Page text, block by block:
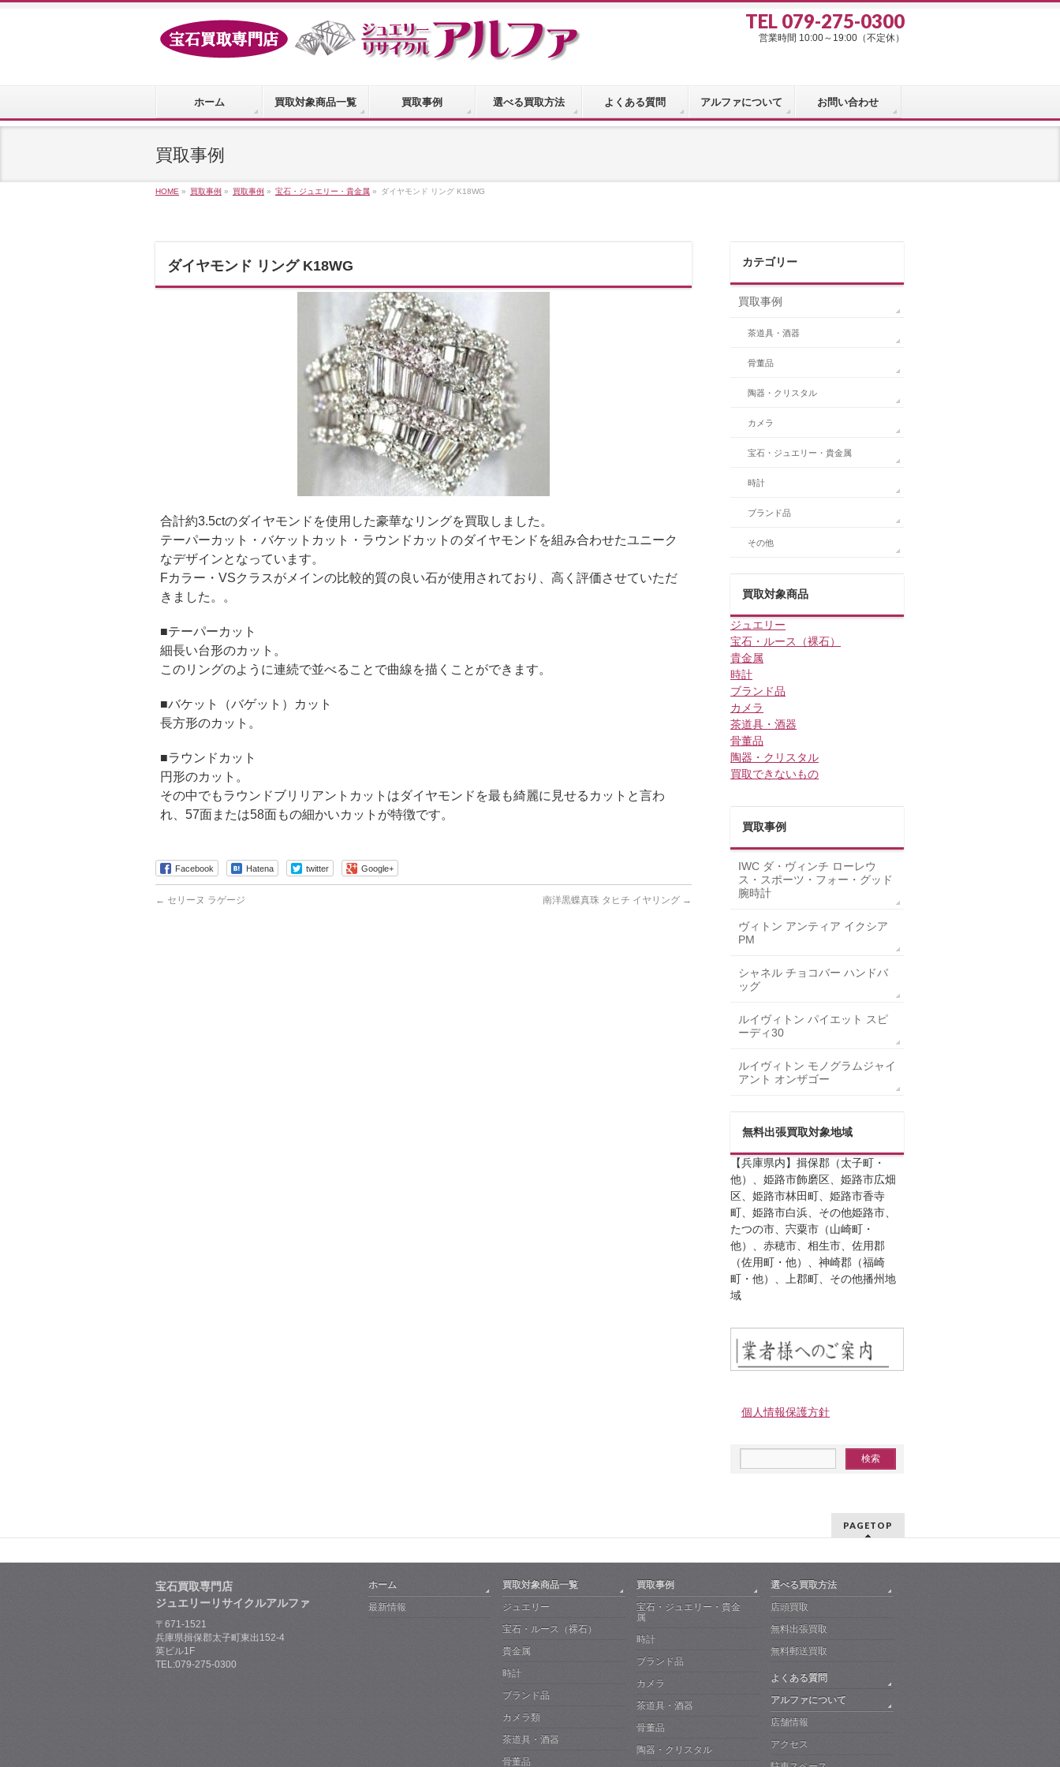
TEL 079-275-0300
営業時間 10:00～19:00（不定休）
ホーム 買取対象商品一覧 買取事例 選べる買取方法 よくある質問 アルファについて お問い合わせ
買取事例
HOME » 買取事例 » 買取事例 » 宝石・ジュエリー・貴金属 » ダイヤモンド リング K18WG
ダイヤモンド リング K18WG
合計約3.5ctのダイヤモンドを使用した豪華なリングを買取しました。
テーパーカット・バケットカット・ラウンドカットのダイヤモンドを組み合わせたユニーク
なデザインとなっています。
Fカラー・VSクラスがメインの比較的質の良い石が使用されており、高く評価させていただ
きました。。
■テーパーカット
細長い台形のカット。
このリングのように連続で並べることで曲線を描くことができます。
■バケット（バゲット）カット
長方形のカット。
■ラウンドカット
円形のカット。
その中でもラウンドブリリアントカットはダイヤモンドを最も綺麗に見せるカットと言わ
れ、57面または58面もの細かいカットが特徴です。
Facebook Hatena twitter Google+
← セリーヌ ラゲージ 南洋黒蝶真珠 タヒチ イヤリング →
カテゴリー
買取事例
茶道具・酒器
骨董品
陶器・クリスタル
カメラ
宝石・ジュエリー・貴金属
時計
ブランド品
その他
買取対象商品
ジュエリー
宝石・ルース（裸石）
貴金属
時計
ブランド品
カメラ
茶道具・酒器
骨董品
陶器・クリスタル
買取できないもの
買取事例
IWC ダ・ヴィンチ ローレウ
ス・スポーツ・フォー・グッド
腕時計
ヴィトン アンティア イクシア
PM
シャネル チョコバー ハンドバ
ッグ
ルイヴィトン パイエット スピ
ーディ30
ルイヴィトン モノグラムジャイ
アント オンザゴー
無料出張買取対象地域
【兵庫県内】揖保郡（太子町・
他）、姫路市飾磨区、姫路市広畑
区、姫路市林田町、姫路市香寺
町、姫路市白浜、その他姫路市、
たつの市、宍粟市（山崎町・
他）、赤穂市、相生市、佐用郡
（佐用町・他）、神崎郡（福崎
町・他）、上郡町、その他播州地
域
個人情報保護方針
PAGETOP
宝石買取専門店
ジュエリーリサイクルアルファ
〒671-1521
兵庫県揖保郡太子町東出152-4
英ビル1F
TEL:079-275-0300
ホーム
最新情報
買取対象商品一覧
ジュエリー
宝石・ルース（裸石）
貴金属
時計
ブランド品
カメラ類
茶道具・酒器
骨董品
買取事例
宝石・ジュエリー・貴金
属
時計
ブランド品
カメラ
茶道具・酒器
骨董品
陶器・クリスタル
選べる買取方法
店頭買取
無料出張買取
無料郵送買取
よくある質問
アルファについて
店舗情報
アクセス